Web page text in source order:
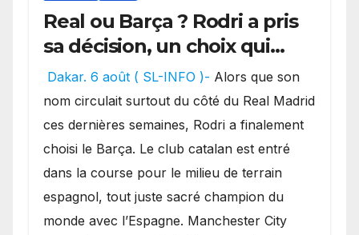
Real ou Barça ? Rodri a pris
sa décision, un choix qui
pourrait faire grand bruit
sur le marché des
transferts.
Dakar. 6 août ( SL-INFO )- Alors que son
nom circulait surtout du côté du Real Madrid
ces dernières semaines, Rodri a finalement
choisi le Barça. Le club catalan est entré
dans la course pour le milieu de terrain
espagnol, tout juste sacré champion du
monde avec l’Espagne. Manchester City